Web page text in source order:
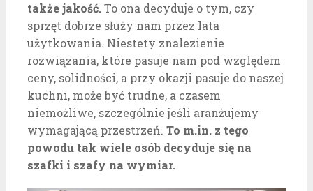
także jakość.To ona decyduje o tym, czy
sprzęt dobrze służy nam przez lata
użytkowania. Niestety znalezienie
rozwiązania, które pasuje nam pod względem
ceny, solidności, a przy okazji pasuje do naszej
kuchni, może być trudne, a czasem
niemożliwe, szczególnie jeśli aranżujemy
wymagającą przestrzeń. To m.in. z tego
powodu tak wiele osób decyduje się na
szafki i szafy na wymiar.